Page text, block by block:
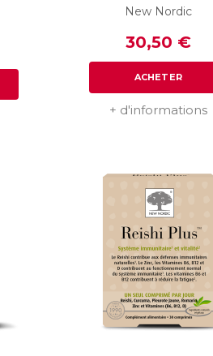
New Nordic
30,50 €
ACHETER
+ d'informations